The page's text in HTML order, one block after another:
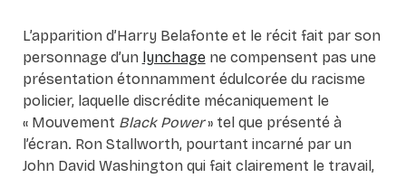
L’apparition d’Harry Belafonte et le récit fait par son
personnage d’un lynchagene compensent pas une
présentation étonnamment édulcorée du racisme
policier, laquelle discrédite mécaniquement le
« Mouvement Black Power» tel que présenté à
l’écran. Ron Stallworth, pourtant incarné par un
John David Washington qui fait clairement le travail,